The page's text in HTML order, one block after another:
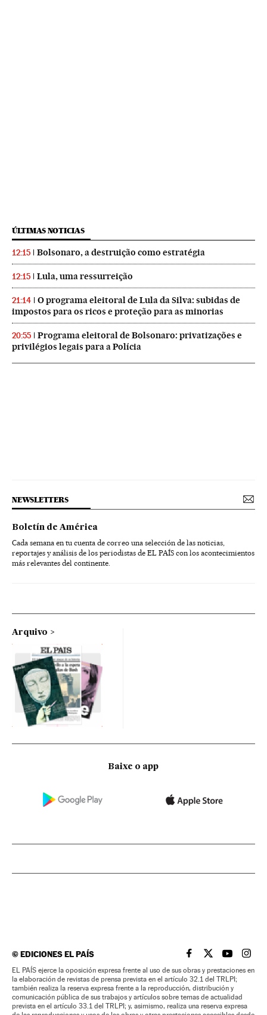
ÚLTIMAS NOTICIAS
12:15 Bolsonaro, a destruição como estratégia
12:15 Lula, uma ressurreição
21:14
O programa eleitoral de Lula da Silva: subidas de
impostos para os ricos e proteção para as minorias
20:55
Programa eleitoral de Bolsonaro: privatizações e
privilégios legais para a Polícia
NEWSLETTERS
Boletín de América
Cada semana en tu cuenta de correo una selección de las noticias,
reportajes y análisis de los periodistas de EL PAÍS con los acontecimientos
más relevantes del continente.
Arquivo
Baixe o app
©EDICIONES EL PAÍS EL PAÍS BRASIL EN
EL PAÍSEL PAÍS
EL
EL PAÍS ejerce la oposición expresa frente al uso de sus obras y prestaciones en
la elaboración de revistas de prensa prevista en el artículo 32.1 del TRLPI;
también realiza la reserva expresa frente a la reproducción, distribución y
comunicación pública de sus trabajos y artículos sobre temas de actualidad
prevista en el artículo 33.1 del TRLPI; y, asimismo, realiza una reserva expresa